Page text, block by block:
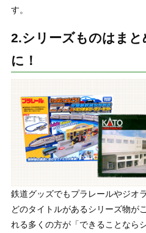
す。
2.シリーズものはまと
に！
鉄道グッズでもプラレールやジオ
どのタイトルがあるシリーズ物が
れる多くの方が「できることなら